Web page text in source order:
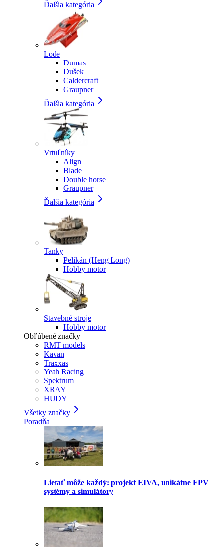
Ďalšia kategória
Lode
Dumas
Dušek
Caldercraft
Graupner
Ďalšia kategória
Vrtuľníky
Align
Blade
Double horse
Graupner
Ďalšia kategória
Tanky
Pelikán (Heng Long)
Hobby motor
Stavebné stroje
Hobby motor
Obľúbené značky
RMT models
Kavan
Traxxas
Yeah Racing
Spektrum
XRAY
HUDY
Všetky značky
Poradňa
Lietať môže každý: projekt EIVA, unikátne FPV
systémy a simulátory